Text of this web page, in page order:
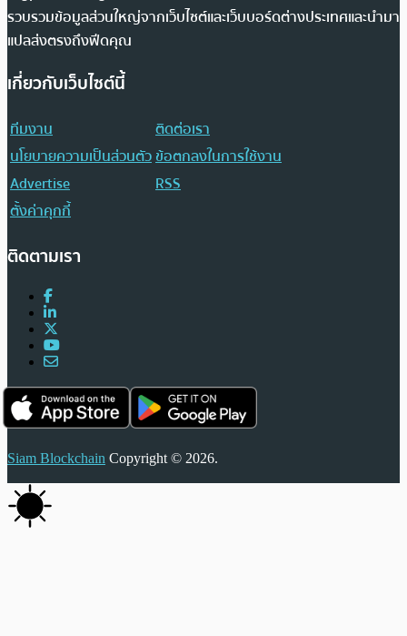
รวบรวมข้อมูลส่วนใหญ่จากเว็บไซต์และเว็บบอร์ดต่างประเทศและนำมา
แปลส่งตรงถึงฟีดคุณ
เกี่ยวกับเว็บไซต์นี้
ทีมงาน
ติดต่อเรา
นโยบายความเป็นส่วนตัวข้อตกลงในการใช้งาน
Advertise
RSS
ตั้งค่าคุกกี้
ติดตามเรา
Siam Blockchain Copyright © 2026.